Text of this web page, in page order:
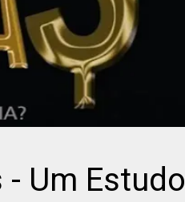
Um Estudo